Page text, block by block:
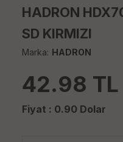
HADRON
SD KIRMIZI
Marka: HADRON
42.98 TL
Fiyat : 0.90 Dolar